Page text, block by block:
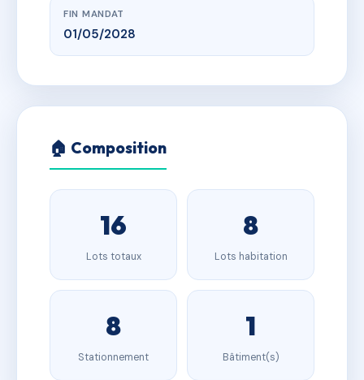
FIN MANDAT
01/05/2028
🏠 Composition
16
Lots totaux
8
Lots habitation
8
Stationnement
1
Bâtiment(s)